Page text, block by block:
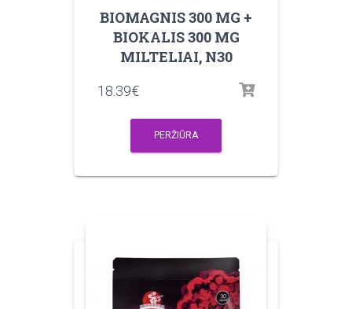
BIOMAGNIS 300 MG +
BIOKALIS 300 MG
MILTELIAI, N30
18.39€
PERŽIŪRA